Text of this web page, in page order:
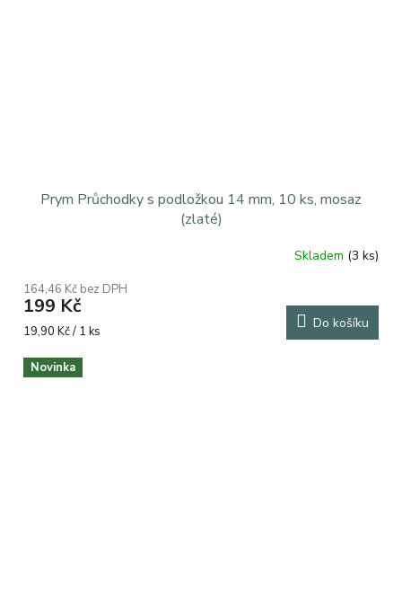
Prym Průchodky s podložkou 14 mm, 10 ks, mosaz
(zlaté)
Skladem (3 ks)
164,46 Kč bez DPH
199 Kč
Měrná
19,90 Kč / 1 ks Do košíku
Novinka